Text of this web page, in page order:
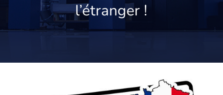
l’étranger !